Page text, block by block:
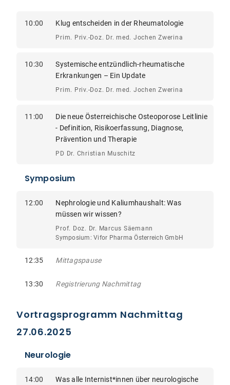
10:00 Klug entscheiden in der Rheumatologie
Prim. Priv.-Doz. Dr. med. Jochen Zwerina
10:30
Systemische entzündlich-rheumatische
Erkrankungen – Ein Update
Prim. Priv.-Doz. Dr. med. Jochen Zwerina
11:00
Die neue Österreichische Osteoporose Leitlinie
- Definition, Risikoerfassung, Diagnose,
Prävention und Therapie
PD Dr. Christian Muschitz
Symposium
12:00
Nephrologie und Kaliumhaushalt: Was
müssen wir wissen?
Prof. Doz. Dr. Marcus Säemann
Symposium: Vifor Pharma Österreich GmbH
12:35 Mittagspause
13:30 Registrierung Nachmittag
Vortragsprogramm Nachmittag
27.06.2025
Neurologie
14:00
Was alle Internist*innen über neurologische